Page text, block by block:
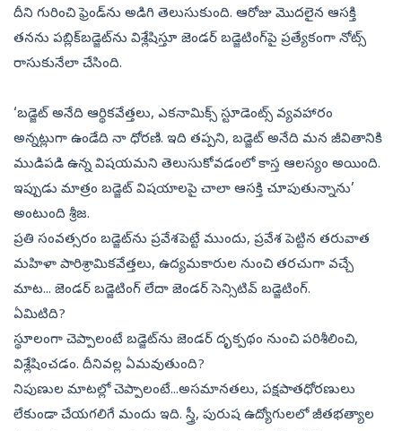
దీని గురించి ఫ్రెండ్‌ను అడిగి తెలుసుకుంది. ఆరోజు మొదలైన ఆసక్తి
తనను పబ్లిక్‌బడ్జెట్‌ను విశ్లేషిస్తూ జెండర్‌ బడ్జెటింగ్‌పై ప్రత్యేకంగా నోట్స్‌
రాసుకునేలా చేసింది.
‘బడ్జెట్‌ అనేది ఆర్థికవేత్తలు, ఎకనామిక్స్‌ స్టూడెంట్స్‌ వ్యవహారం
అన్నట్లుగా ఉండేది నా ధోరణి. ఇది తప్పని, బడ్జెట్‌ అనేది మన జీవితానికి
ముడిపడి ఉన్న విషయమని తెలుసుకోవడంలో కాస్త ఆలస్యం అయింది.
ఇప్పుడు మాత్రం బడ్జెట్‌ విషయాలపై చాలా ఆసక్తి చూపుతున్నాను’
అంటుంది శ్రీజ.
ప్రతి సంవత్సరం బడ్జెట్‌ను ప్రవేశపెట్టే ముందు, ప్రవేశ పెట్టిన తరువాత
మహిళా పారిశ్రామికవేత్తలు, ఉద్యమకారుల నుంచి తరచుగా వచ్చే
మాట... జెండర్‌ బడ్జెటింగ్‌ లేదా జెండర్‌ సెన్సిటివ్‌ బడ్జెటింగ్‌.
ఏమిటిది?
స్థూలంగా చెప్పాలంటే బడ్జెట్‌ను జెండర్‌ దృక్పథం నుంచి పరిశీలించి,
విశ్లేషించడం. దీనివల్ల ఏమవుతుంది?
నిపుణుల మాటల్లో చెప్పాలంటే...అసమానతలు, పక్షపాతధోరణులు
లేకుండా చేయగలిగే మందు ఇది. స్త్రీ, పురుష ఉద్యోగులలో జీతభత్యాల